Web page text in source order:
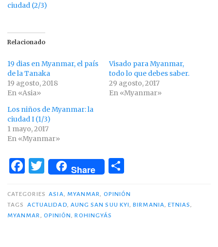
ciudad (2/3)
Relacionado
19 dias en Myanmar, el país
de la Tanaka
19 agosto, 2018
En «Asia»
Visado para Myanmar,
todo lo que debes saber.
29 agosto, 2017
En «Myanmar»
Los niños de Myanmar: la
ciudad I (1/3)
1 mayo, 2017
En «Myanmar»
F
c
e
T
w
it
te
Share
m
p
CATEGORIES ASIA MYANMAR
OPINIÓN
TAGS
ACTUALIDAD AUNG SAN SUU KYI ,BIRMANIA ,ETNIAS
MYANMAR
OPINIÓN ,ROHINGYÁS